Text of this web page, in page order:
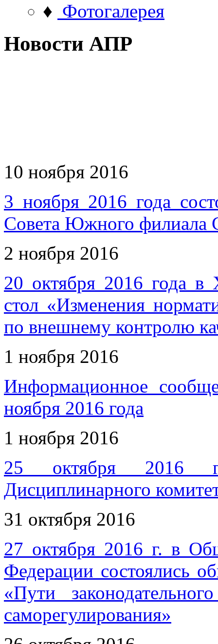
♦ Фотогалерея
Новости АПР
10 ноября 2016
3 ноября 2016 года
Совета Южного
2 ноября 2016
20 октября 2016 года в
стол «Изменения
по внешнему контролю
1 ноября 2016
Информационное
ноября 2016 года
1 ноября 2016
25 октября 2016
Дисциплинарного
31 октября 2016
27 октября 2016 г. в
Федерации состоялись
«Пути
саморегулирования»